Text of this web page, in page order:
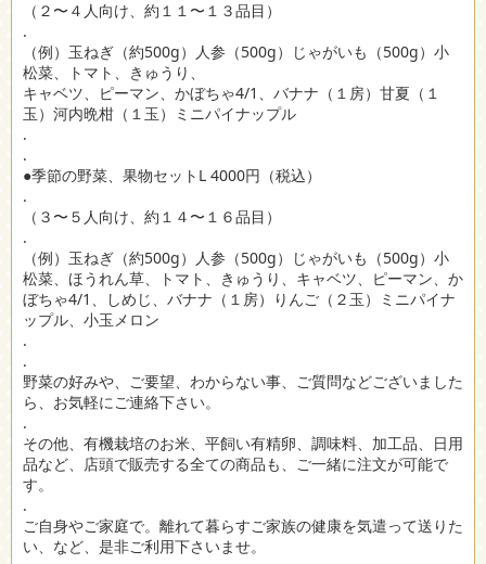
（２〜４人向け、約１１〜１３品目）
.
（例）玉ねぎ（約500g）人参（500g）じゃがいも（500g）小
松菜、トマト、きゅうり、
キャベツ、ピーマン、かぼちゃ4/1、バナナ（１房）甘夏（１
玉）河内晩柑（１玉）ミニパイナップル
.
.
●季節の野菜、果物セットL 4000円（税込）
.
（３〜５人向け、約１４〜１６品目）
.
（例）玉ねぎ（約500g）人参（500g）じゃがいも（500g）小
松菜、ほうれん草、トマト、きゅうり、キャベツ、ピーマン、か
ぼちゃ4/1、しめじ、バナナ（１房）りんご（２玉）ミニパイナ
ップル、小玉メロン
.
.
野菜の好みや、ご要望、わからない事、ご質問などございました
ら、お気軽にご連絡下さい。
.
その他、有機栽培のお米、平飼い有精卵、調味料、加工品、日用
品など、店頭で販売する全ての商品も、ご一緒に注文が可能で
す。
.
ご自身やご家庭で。離れて暮らすご家族の健康を気遣って送りた
い、など、是非ご利用下さいませ。